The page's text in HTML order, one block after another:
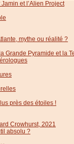
et l’Alien Project
mythe ou réalité ?
Grande Pyramide et la
près des étoiles !
Crowhurst, 2021
absolu ?